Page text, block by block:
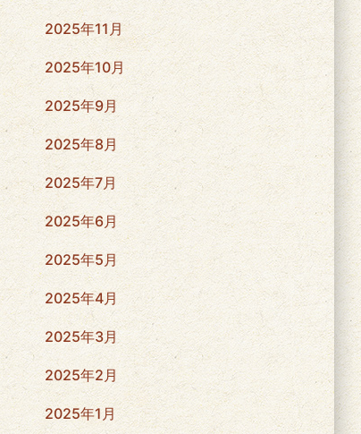
2025年11月
2025年10月
2025年9月
2025年8月
2025年7月
2025年6月
2025年5月
2025年4月
2025年3月
2025年2月
2025年1月